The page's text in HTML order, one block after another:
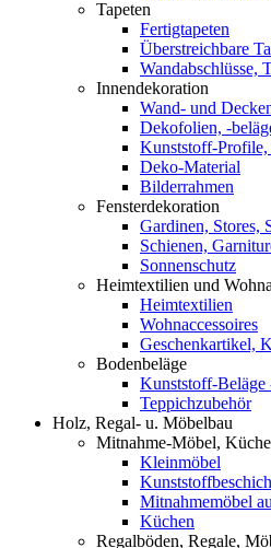
Tapeten
Fertigtapeten
Überstreichbare
Wandabschlüsse,
Innendekoration
Wand- und
Dekofolien, -
Kunststoff-Profile,
Deko-Material
Bilderrahmen
Fensterdekoration
Gardinen, Stores,
Schienen,
Sonnenschutz
Heimtextilien und
Heimtextilien
Wohnaccessoires
Geschenkartikel,
Bodenbeläge
Kunststoff-Beläge
Teppichzubehör
Holz, Regal- u. Möbelbau
Mitnahme-Möbel,
Kleinmöbel
Mitnahmemöbel
Küchen
Regalböden, Regale,